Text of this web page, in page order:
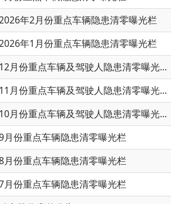
重点车辆隐患清零曝光栏
辆及驾驶人隐患清零曝光...
辆及驾驶人隐患清零曝光...
辆及驾驶人隐患清零曝光...
辆隐患清零曝光栏
辆隐患清零曝光栏
辆隐患清零曝光栏
公告
辆隐患清零曝光栏
队曝光4月重点交通违法行...